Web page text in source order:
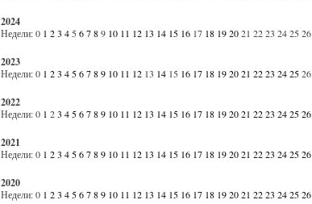
2024
Недели: 0 1 2 3 4 5 6 7 8 9 10 11 12 13 14 15 16 17 18 19 20 21 22 23 24 25 26
2023
Недели: 0 1 2 3 4 5 6 7 8 9 10 11 12 13 14 15 16 17 18 19 20 21 22 23 24 25 26
2022
Недели: 0 1 2 3 4 5 6 7 8 9 10 11 12 13 14 15 16 17 18 19 20 21 22 23 24 25 26
2021
Недели: 0 1 2 3 4 5 6 7 8 9 10 11 12 13 14 15 16 17 18 19 20 21 22 23 24 25 26
2020
Недели: 0 1 2 3 4 5 6 7 8 9 10 11 12 13 14 15 16 17 18 19 20 21 22 23 24 25 26